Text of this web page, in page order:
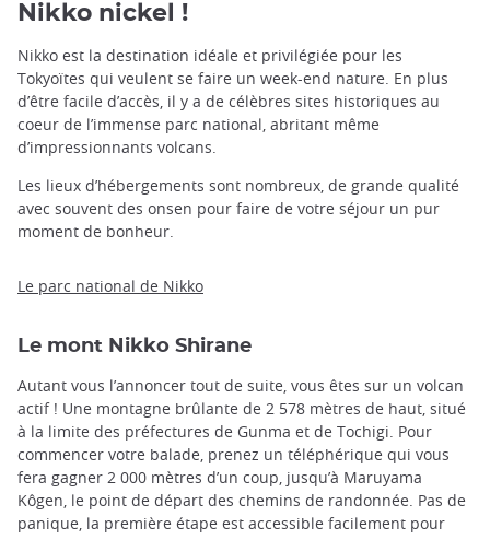
Nikko nickel !
Nikko est la destination idéale et privilégiée pour les
Tokyoïtes qui veulent se faire un week-end nature. En plus
d’être facile d’accès, il y a de célèbres sites historiques au
coeur de l’immense parc national, abritant même
d’impressionnants volcans.
Les lieux d’hébergements sont nombreux, de grande qualité
avec souvent des onsen pour faire de votre séjour un pur
moment de bonheur.
Le parc national de Nikko
Le mont Nikko Shirane
Autant vous l’annoncer tout de suite, vous êtes sur un volcan
actif ! Une montagne brûlante de 2 578 mètres de haut, situé
à la limite des préfectures de Gunma et de Tochigi. Pour
commencer votre balade, prenez un téléphérique qui vous
fera gagner 2 000 mètres d’un coup, jusqu’à Maruyama
Kôgen, le point de départ des chemins de randonnée. Pas de
panique, la première étape est accessible facilement pour